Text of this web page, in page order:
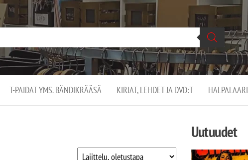
T-PAIDAT YMS. BÄNDIKRÄÄSÄ KIRJAT, LEHDET JA DVD:T HALPALAARI
Uutuudet